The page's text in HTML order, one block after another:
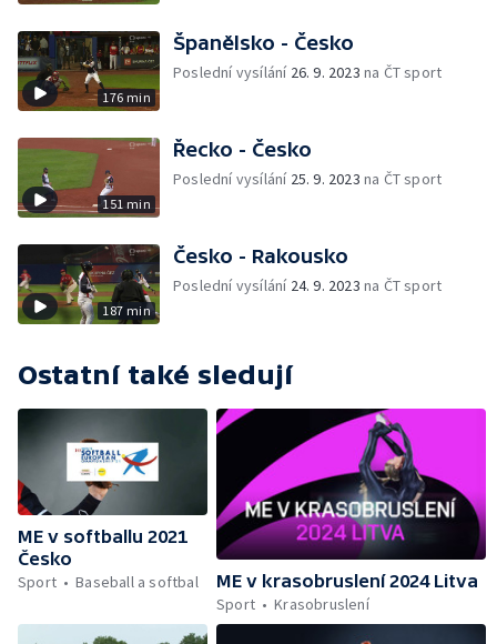
176 min
Španělsko - Česko
Poslední vysílání 26. 9. 2023 na ČT sport
151 min
Řecko - Česko
Poslední vysílání 25. 9. 2023 na ČT sport
187 min
Česko - Rakousko
Poslední vysílání 24. 9. 2023 na ČT sport
Ostatní také sledují
ME v softballu 2021
Česko
Sport
Baseball a softbal
ME v krasobruslení 2024 Litva
Sport
Krasobruslení